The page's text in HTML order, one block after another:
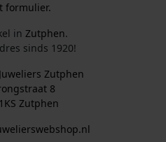
formulier.
in Zutphen.
sinds 1920!
Zutphen
8
Zutphen